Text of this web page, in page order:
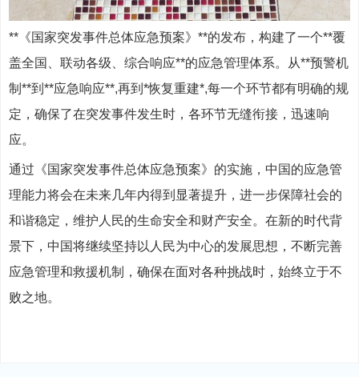
**《国家突发事件总体应急预案》**的发布，构建了一个**覆
盖全国、联动各级、综合响应**的应急管理体系。从**预警机
制**到**应急响应**,再到*恢复重建*,每一个环节都有明确的规
定，确保了在突发事件发生时，各环节无缝衔接，迅速响
应。
通过《国家突发事件总体应急预案》的实施，中国的应急管
理能力将会在未来几年内得到显著提升，进一步保障社会的
和谐稳定，维护人民的生命安全和财产安全。在新的时代背
景下，中国将继续坚持以人民为中心的发展思想，不断完善
应急管理和救援机制，确保在面对各种挑战时，始终立于不
败之地。